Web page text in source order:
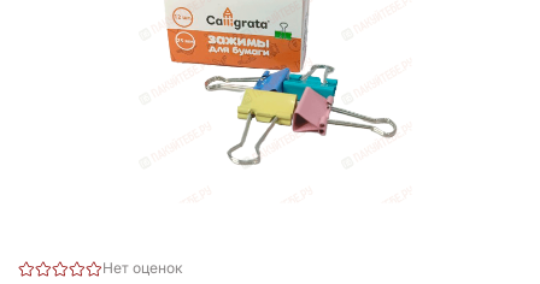
Нет оценок